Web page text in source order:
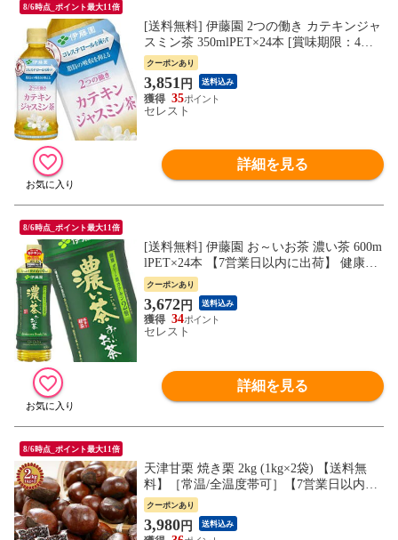
8/6時点_ポイント最大11倍
[送料無料] 伊藤園 2つの働き カテキンジャ
スミン茶 350mlPET×24本 [賞味期限：4ヶ
月以上] 北海道・沖縄・離島は送料無料対
象外【7営業日以内に出荷】 健康系飲料
クーポンあり
3,851 円 送料込み
35
セレスト
詳細を見る
8/6時点_ポイント最大11倍
[送料無料] 伊藤園 お～いお茶 濃い茶 600m
lPET×24本 【7営業日以内に出荷】 健康系
飲料
クーポンあり
3,672円 送料込み
34
セレスト
詳細を見る
8/6時点_ポイント最大11倍
天津甘栗 焼き栗 2kg (1kg×2袋) 【送料無
料】［常温/全温度帯可］【7営業日以内に
出荷】 大容量 国内焼き上げ 栗 くり マロ
ン 天津 甘栗 あまぐり 焼き栗 焼栗 殻付き
皮付き 無添加 砂糖不使用 水あめ不使用
クーポンあり
3,980円 送料込み